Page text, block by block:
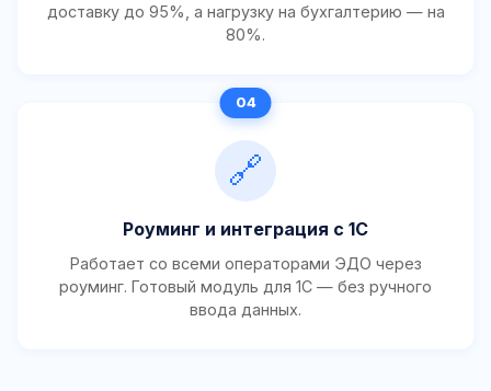
доставку до 95%, а нагрузку на бухгалтерию — на
80%.
🔗
Роуминг и интеграция с 1С
Работает со всеми операторами ЭДО через
роуминг. Готовый модуль для 1С — без ручного
ввода данных.